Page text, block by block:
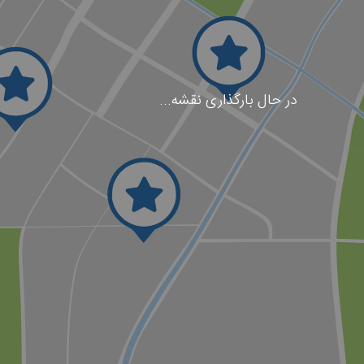
در حال بارگذاری نقشه...